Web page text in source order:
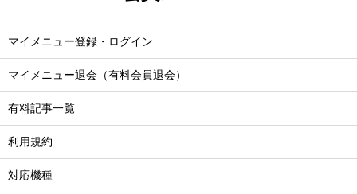
マイメニュー登録・ログイン
マイメニュー退会（有料会員退会）
有料記事一覧
利用規約
対応機種